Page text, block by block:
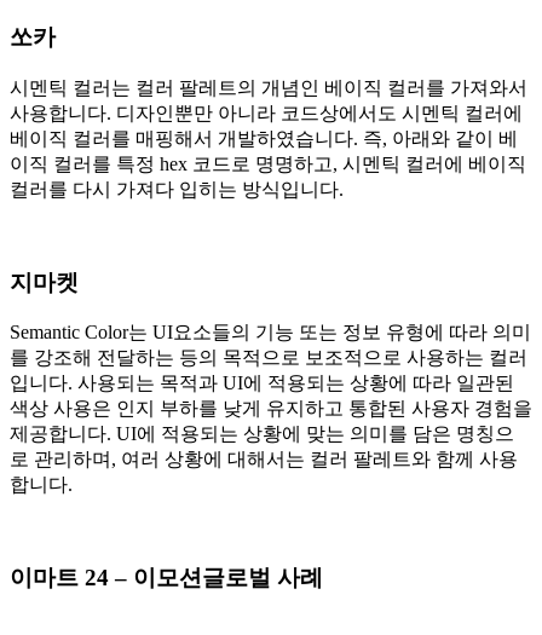
쏘카
시멘틱 컬러는 컬러 팔레트의 개념인 베이직 컬러를 가져와서
사용합니다. 디자인뿐만 아니라 코드상에서도 시멘틱 컬러에
베이직 컬러를 매핑해서 개발하였습니다. 즉, 아래와 같이 베
이직 컬러를 특정 hex 코드로 명명하고, 시멘틱 컬러에 베이직
컬러를 다시 가져다 입히는 방식입니다.
지마켓
Semantic Color는 UI요소들의 기능 또는 정보 유형에 따라 의미
를 강조해 전달하는 등의 목적으로 보조적으로 사용하는 컬러
입니다. 사용되는 목적과 UI에 적용되는 상황에 따라 일관된
색상 사용은 인지 부하를 낮게 유지하고 통합된 사용자 경험을
제공합니다. UI에 적용되는 상황에 맞는 의미를 담은 명칭으
로 관리하며, 여러 상황에 대해서는 컬러 팔레트와 함께 사용
합니다.
이마트 24 – 이모션글로벌 사례